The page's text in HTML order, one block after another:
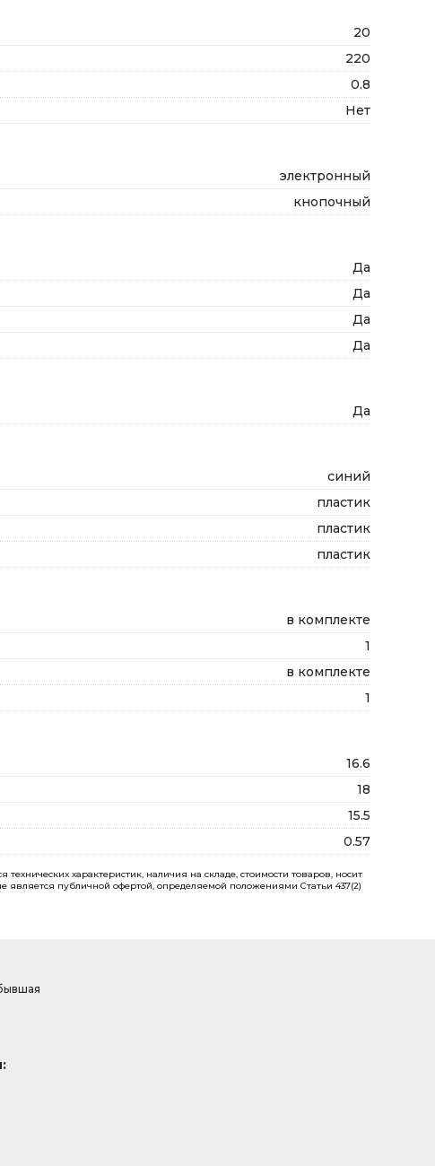
20
220
0.8
Нет
электронный
кнопочный
Да
Да
Да
Да
Да
синий
пластик
пластик
пластик
в комплекте
1
в комплекте
1
16.6
18
15.5
0.57
характеристик, наличия на складе, стоимости товаров, носит
публичной офертой, определяемой положениями Статьи 437(2)